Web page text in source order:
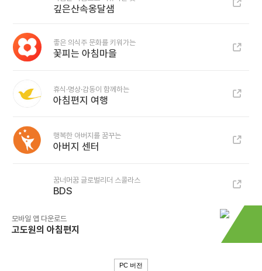
깊은산속옹달샘
좋은 의식주 문화를 키워가는
꽃피는 아침마을
휴식·명상·감동이 함께하는
아침편지 여행
행복한 아버지를 꿈꾸는
아버지 센터
꿈너머꿈 글로벌리더 스콜라스
BDS
모바일 앱 다운로드
고도원의 아침편지
PC 버전